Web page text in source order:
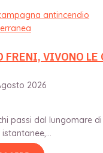
FRENI, VIVONO LE
2026
passi dal lungomare